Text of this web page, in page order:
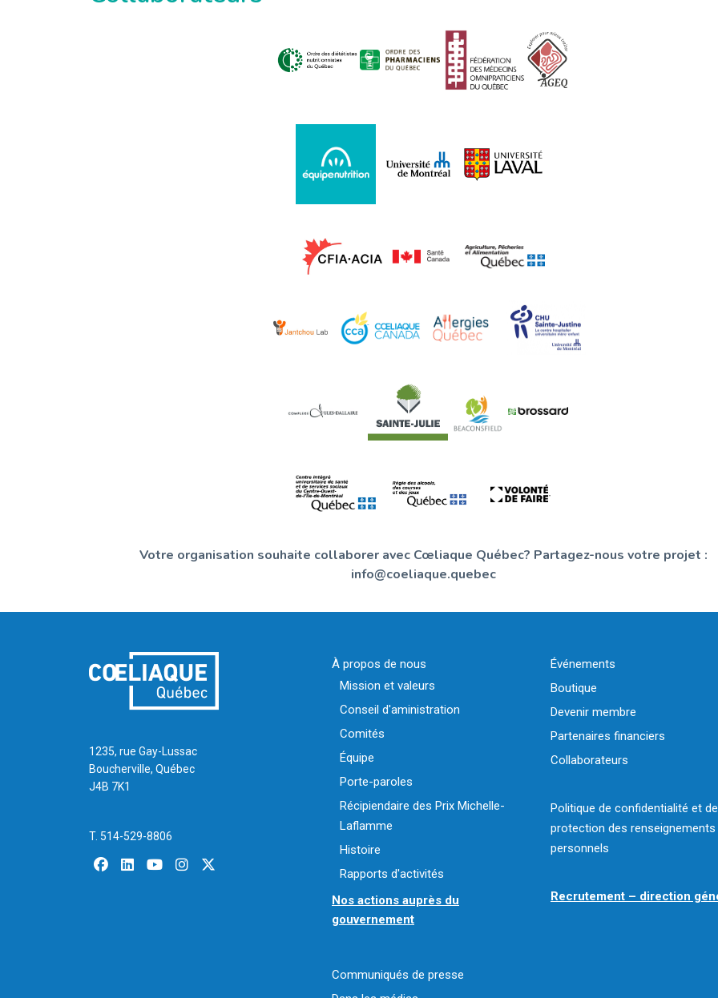
Votre organisation souhaite collaborer avec Cœliaque Québec? Partagez-nous votre projet :
info@coeliaque.quebec
1235, rue Gay-Lussac
Boucherville, Québec
J4B 7K1
T. 514-529-8806
facebook
linkedinyoutubeinstagram
À propos de nous
Mission et valeurs
Conseil d'aministration
Comités
Équipe
Porte-paroles
Récipiendaire des Prix Michelle-
Laflamme
Histoire
Rapports d'activités
Nos actions auprès du
gouvernement
Communiqués de presse
Événements
Boutique
Devenir membre
Partenaires financiers
Collaborateurs
Politique de confidentialité et de
protection des renseignements
personnels
Recrutement – direction